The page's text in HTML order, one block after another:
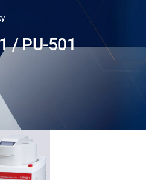
/ PU-501